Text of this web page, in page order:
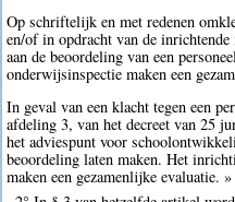
Op schriftelijk en met redenen
en/of in opdracht van de
aan de beoordeling van een
onderwijsinspectie maken een
In geval van een klacht tegen een
afdeling 3, van het decreet van 25
het adviespunt voor
beoordeling laten maken. Het
maken een gezamenlijke evaluatie. »